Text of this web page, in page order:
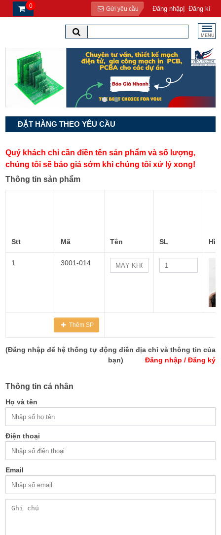
0 Gửi yêu cầu Đăng nhập| Đăng kí
MENU
ĐẶT HÀNG THEO YÊU CẦU
Quý khách chỉ cần điền tên sản phẩm và số lượng,
chúng tôi sẽ báo giá sớm khi chúng tôi xử lý xong!
Thông tin sản phẩm
Stt Mã Tên SL
1 3001-014
Thêm SP
(Đăng nhập để hệ thống tự động điền địa chỉ và thông tin của
bạn)
Đăng nhập / Đăng ký
Thông tin cá nhân
Họ và tên
Điện thoại
Email